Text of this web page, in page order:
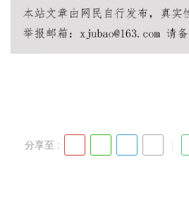
分享至 :